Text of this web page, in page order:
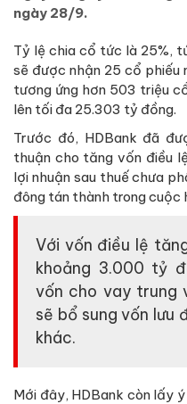
ngày 28/9.
Tỷ lệ chia cổ tức là 25%,
sẽ được nhận 25 cổ phiếu
tương ứng hơn 503 triệu
lên tối đa 25.303 tỷ đồng.
Trước đó, HDBank đã
thuận cho tăng vốn điều
lợi nhuận sau thuế chưa
đông tán thành trong
Với vốn điều lệ
khoảng 3.000 tỷ
vốn cho vay trung
sẽ bổ sung vốn lưu
khác.
Mới đây, HDBank còn lấy